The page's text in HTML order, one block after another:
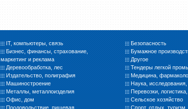
IT, компьютеры, связь
Бизнес, финансы, страхование,
маркетинг и реклама
Деревообработка, лес
Издательство, полиграфия
Машиностроение
Металлы, металлоизделия
Офис, дом
Продовольствие, пищевая
Безопасность
Бумажное
Другое
Тендеры легкой
Медицина,
Наука, исследования,
Перевозки,
Сельское хозяйство
Спорт, отдых, туризм